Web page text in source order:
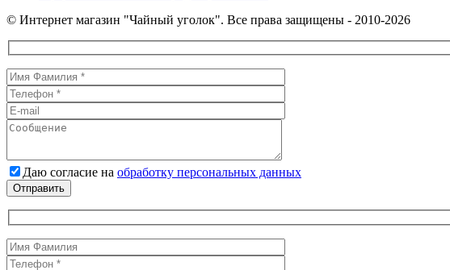
© Интернет магазин "Чайный уголок". Все права защищены - 2010-2026
Даю согласие на обработку персональных данных